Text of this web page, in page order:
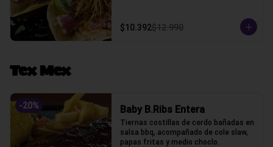
$10.392$12.990
Tex Mex
-20% Baby B.Ribs Entera
Tiernas costillas de cerdo bañadas en
salsa bbq, acompañado de cole slaw,
papas fritas y medio choclo.